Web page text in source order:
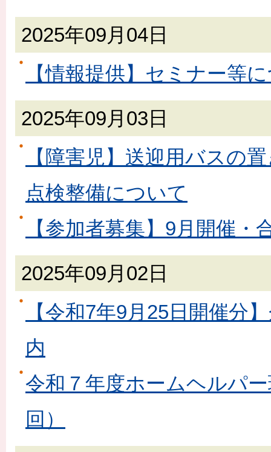
2025年09月04日
【情報提供】セミナー等
2025年09月03日
【障害児】送迎用バスの
点検整備について
【参加者募集】9月開催・
2025年09月02日
【令和7年9月25日開催分
内
令和７年度ホームヘルパ
回）